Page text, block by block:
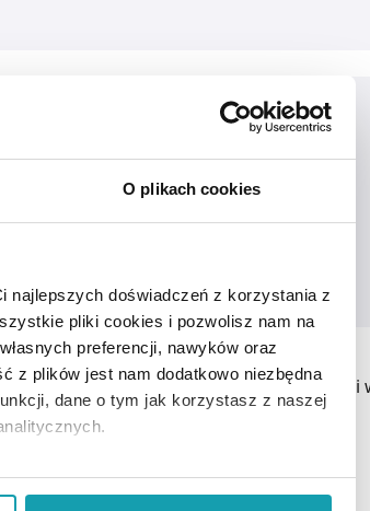
O plikach cookies
najlepszych doświadczeń z korzystania z
pliki cookies i pozwolisz nam na
preferencji, nawyków oraz
z plików jest nam dodatkowo niezbędna
dane o tym jak korzystasz z naszej
z którymi wiąże się zbieranie danych o
wciśnięciu przycisku szczoteczka świeci